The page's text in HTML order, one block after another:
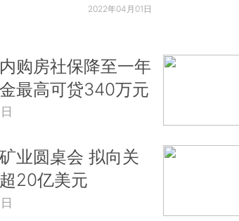
2022年04月01日
购房社保降至一年
最高可贷340万元
业圆桌会 拟向关
20亿美元